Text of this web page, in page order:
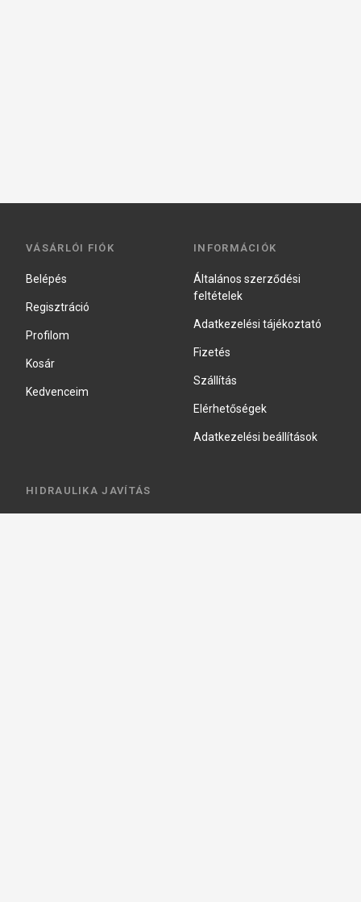
VÁSÁRLÓI FIÓK
Belépés
Regisztráció
Profilom
Kosár
Kedvenceim
INFORMÁCIÓK
Általános szerződési
feltételek
Adatkezelési tájékoztató
Fizetés
Szállítás
Elérhetőségek
Adatkezelési beállítások
HIDRAULIKA JAVÍTÁS